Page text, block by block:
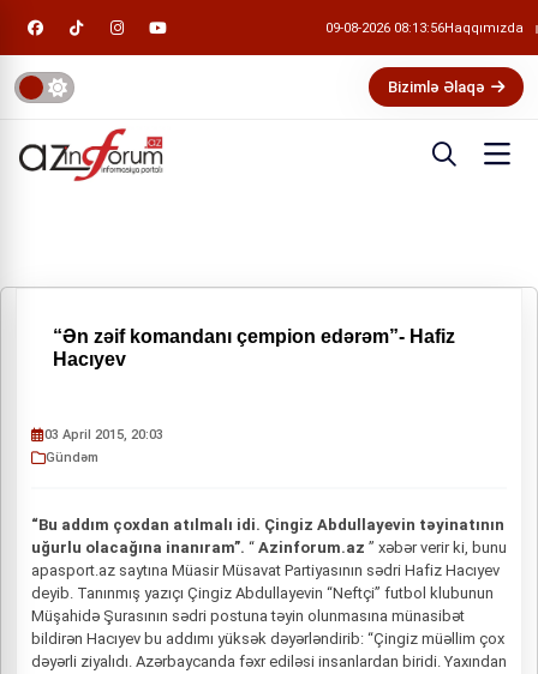
09-08-2026 08:13:56Haqqımızda
Bizimlə Əlaqə
“Ən zəif komandanı çempion edərəm”- Hafiz
Hacıyev
03 April 2015, 20:03
Gündəm
“Bu addım çoxdan atılmalı idi. Çingiz Abdullayevin təyinatının
uğurlu olacağına inanıram”. “ Azinforum.az ” xəbər verir ki, bunu
apasport.az saytına Müasir Müsavat Partiyasının sədri Hafiz Hacıyev
deyib. Tanınmış yazıçı Çingiz Abdullayevin “Neftçi” futbol klubunun
Müşahidə Şurasının sədri postuna təyin olunmasına münasibət
bildirən Hacıyev bu addımı yüksək dəyərləndirib: “Çingiz müəllim çox
dəyərli ziyalıdı. Azərbaycanda fəxr ediləsi insanlardan biridi. Yaxından